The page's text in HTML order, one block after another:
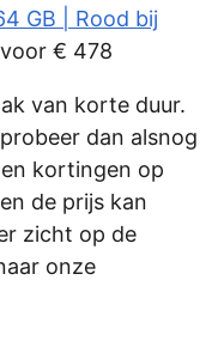
GB | Rood bij
€ 478
van korte duur.
dan alsnog
kortingen op
de prijs kan
zicht op de
onze